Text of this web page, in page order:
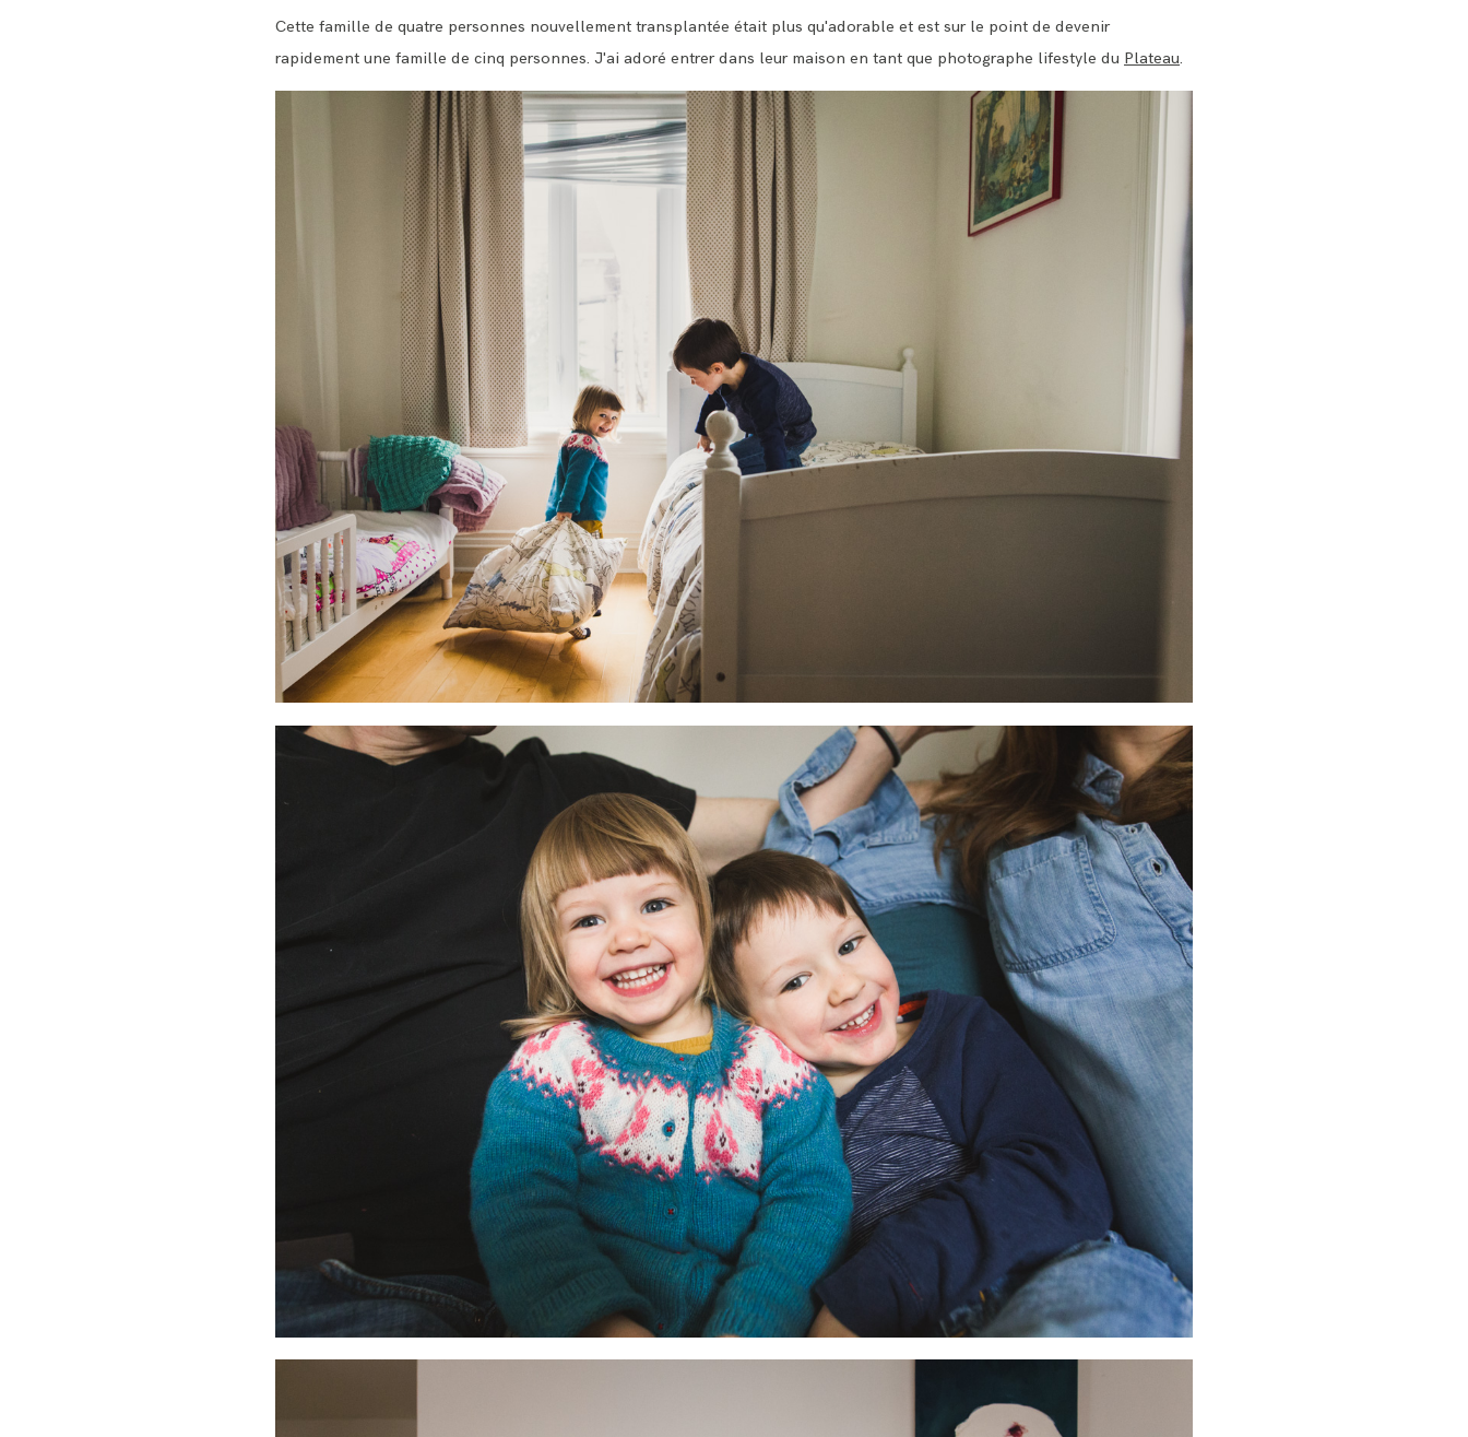
Cette famille de quatre personnes nouvellement transplantée était plus qu'adorable et est sur le point de devenir
rapidement une famille de cinq personnes. J'ai adoré entrer dans leur maison en tant que photographe lifestyle du Plateau.